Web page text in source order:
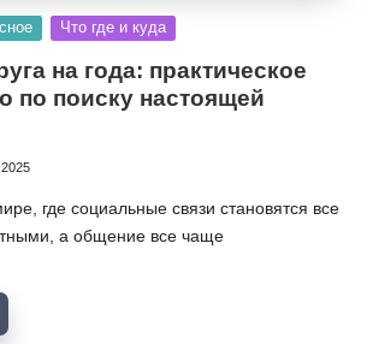
Что где и куда
на года: практическое
по поиску настоящей
где социальные связи становятся все
а общение все чаще